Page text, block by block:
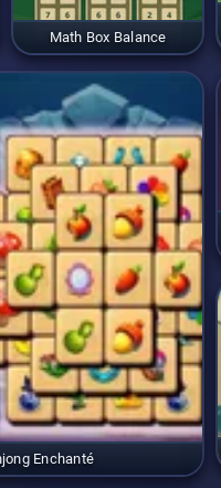
Math Box Balance
Enchanté